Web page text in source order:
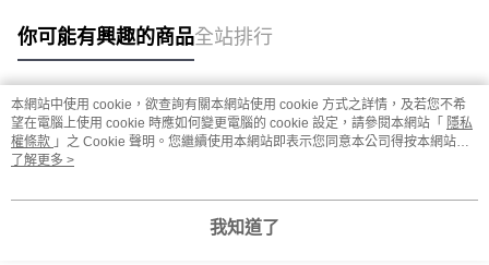
你可能有興趣的商品全站排行
熱門標籤
本網站中使用 cookie，欲查詢有關本網站使用 cookie 方式之詳情，及若您不希
望在電腦上使用 cookie 時應如何變更電腦的 cookie 設定，請參閱本網站「 隱私
權條款 」之 Cookie 聲明。您繼續使用本網站即表示您同意本公司得按本網站使
用條款之 Cookie 聲明使用 cookie。
了解更多 >
我知道了